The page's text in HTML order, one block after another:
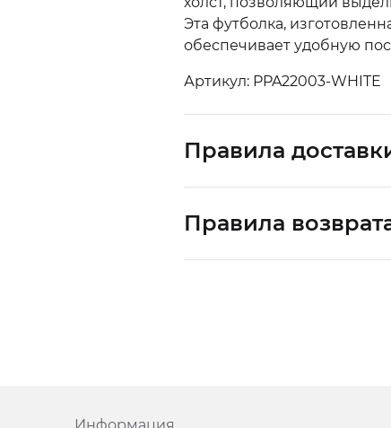
Эта футболка,
обеспечивает удобную
Артикул: PPA22003-WHITE
Правила
Правила